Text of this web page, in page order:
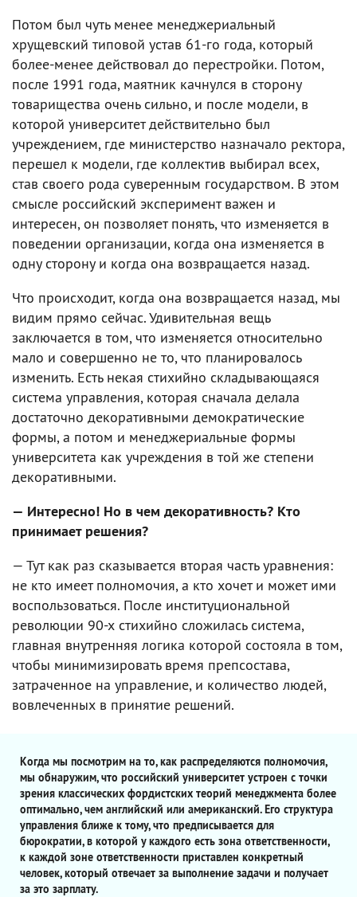
Потом был чуть менее менеджериальный
хрущевский типовой устав 61-го года, который
более-менее действовал до перестройки. Потом,
после 1991 года, маятник качнулся в сторону
товарищества очень сильно, и после модели, в
которой университет действительно был
учреждением, где министерство назначало ректора,
перешел к модели, где коллектив выбирал всех,
став своего рода суверенным государством. В этом
смысле российский эксперимент важен и
интересен, он позволяет понять, что изменяется в
поведении организации, когда она изменяется в
одну сторону и когда она возвращается назад.
Что происходит, когда она возвращается назад, мы
видим прямо сейчас. Удивительная вещь
заключается в том, что изменяется относительно
мало и совершенно не то, что планировалось
изменить. Есть некая стихийно складывающаяся
система управления, которая сначала делала
достаточно декоративными демократические
формы, а потом и менеджериальные формы
университета как учреждения в той же степени
декоративными.
— Интересно! Но в чем декоративность? Кто
принимает решения?
— Тут как раз сказывается вторая часть уравнения:
не кто имеет полномочия, а кто хочет и может ими
воспользоваться. После институциональной
революции 90-х стихийно сложилась система,
главная внутренняя логика которой состояла в том,
чтобы минимизировать время препсостава,
затраченное на управление, и количество людей,
вовлеченных в принятие решений.
Когда мы посмотрим на то, как распределяются полномочия,
мы обнаружим, что российский университет устроен с точки
зрения классических фордистских теорий менеджмента более
оптимально, чем английский или американский. Его структура
управления ближе к тому, что предписывается для
бюрократии, в которой у каждого есть зона ответственности,
к каждой зоне ответственности приставлен конкретный
человек, который отвечает за выполнение задачи и получает
за это зарплату.